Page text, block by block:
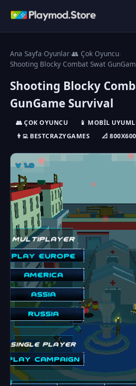
Ana Sayfa›Oyunlar›👥 Çok Oyuncu›
Shooting Blocky Combat Swat
Shooting Blocky
GunGame Survival
👥 ÇOK OYUNCU
📱 MOBIL
👨‍💻 BESTCRAZYGAMES
📐 800X600